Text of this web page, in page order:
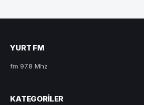
YURT FM
fm 97.8 Mhz
KATEGORILER